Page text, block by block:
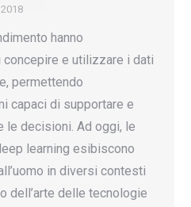
hanno
e utilizzare i dati
permettendo
capaci di supportare e
decisioni. Ad oggi, le
learning esibiscono
in diversi contesti
dell’arte delle tecnologie